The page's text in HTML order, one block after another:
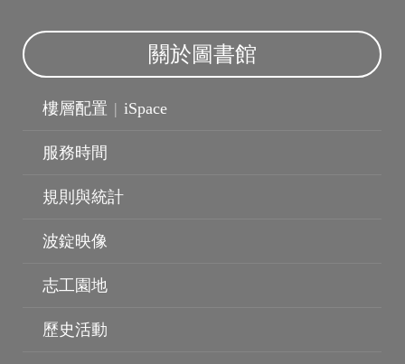
關於圖書館
樓層配置 | iSpace
服務時間
規則與統計
波錠映像
志工園地
歷史活動